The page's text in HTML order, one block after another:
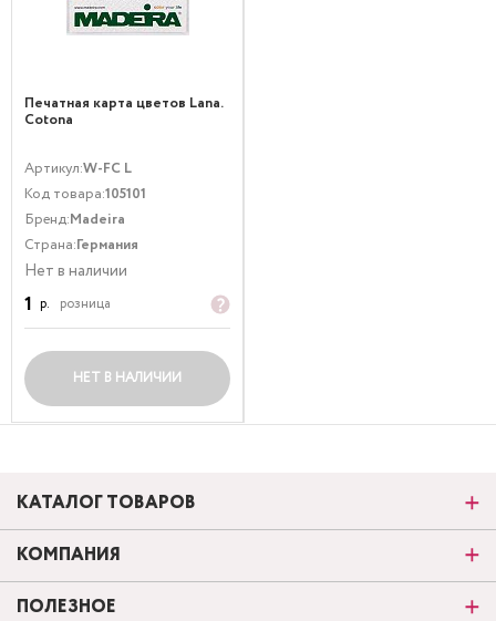
Печатная карта цветов Lana.
Cotona
Артикул:W-FC L
Код товара:105101
Бренд:Madeira
Страна:Германия
Нет в наличии
1 р. розница
НЕТ В НАЛИЧИИ
КАТАЛОГ ТОВАРОВ
КОМПАНИЯ
ПОЛЕЗНОЕ